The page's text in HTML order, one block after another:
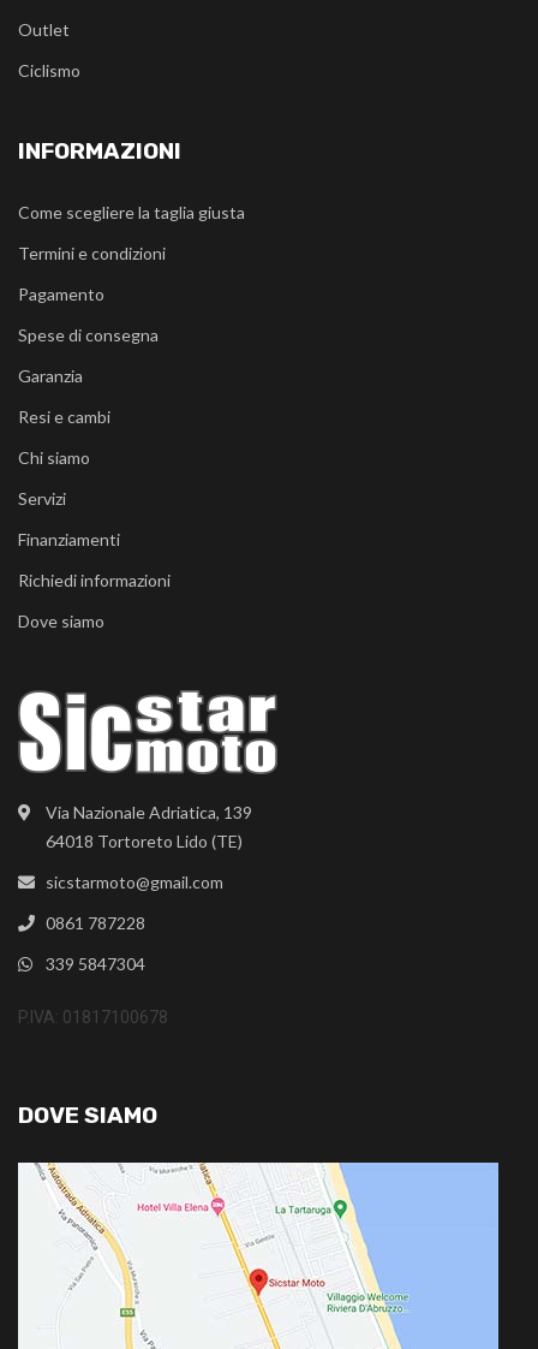
Via Nazionale Adriatica, 139
64018 Tortoreto Lido (TE)
sicstarmoto@gmail.com
0861 787228
339 5847304
P.IVA: 01817100678
Outlet
Ciclismo
INFORMAZIONI
Come scegliere la taglia giusta
Termini e condizioni
Pagamento
Spese di consegna
Garanzia
Resi e cambi
Chi siamo
Servizi
Finanziamenti
Richiedi informazioni
Dove siamo
DOVE SIAMO